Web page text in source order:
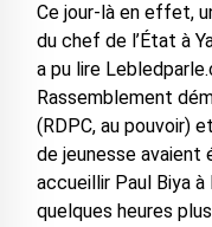
Ce jour-là en effet,
du chef de l’État à
a pu lire
Rassemblement
(RDPC, au pouvoir)
de jeunesse
accueillir Paul Biya
quelques heures